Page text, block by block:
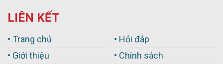
LIÊN KẾT
• Trang chủ
• Giới thiệu
• Hỏi đáp
• Chính sách